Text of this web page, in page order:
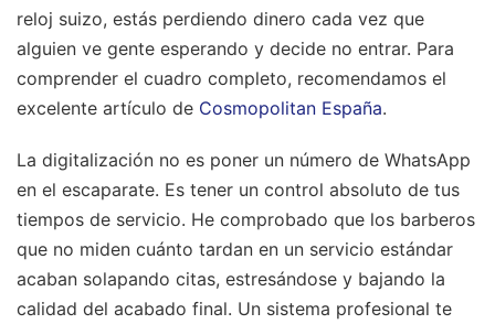
reloj suizo, estás perdiendo dinero cada vez que
alguien ve gente esperando y decide no entrar. Para
comprender el cuadro completo, recomendamos el
excelente artículo de Cosmopolitan España.
La digitalización no es poner un número de WhatsApp
en el escaparate. Es tener un control absoluto de tus
tiempos de servicio. He comprobado que los barberos
que no miden cuánto tardan en un servicio estándar
acaban solapando citas, estresándose y bajando la
calidad del acabado final. Un sistema profesional te